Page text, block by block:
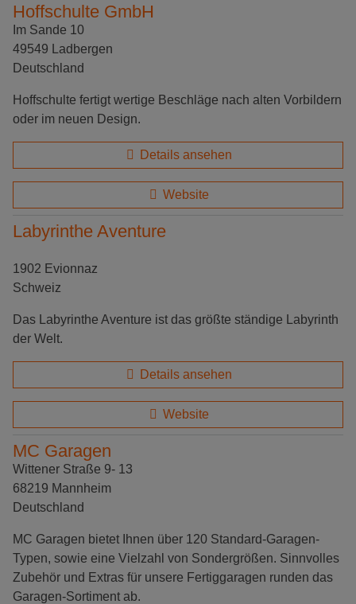
Hoffschulte GmbH
Im Sande 10
49549 Ladbergen
Deutschland
Hoffschulte fertigt wertige Beschläge nach alten Vorbildern
oder im neuen Design.
Details ansehen
Website
Labyrinthe Aventure
1902 Evionnaz
Schweiz
Das Labyrinthe Aventure ist das größte ständige Labyrinth
der Welt.
Details ansehen
Website
MC Garagen
Wittener Straße 9- 13
68219 Mannheim
Deutschland
MC Garagen bietet Ihnen über 120 Standard-Garagen-
Typen, sowie eine Vielzahl von Sondergrößen. Sinnvolles
Zubehör und Extras für unsere Fertiggaragen runden das
Garagen-Sortiment ab.